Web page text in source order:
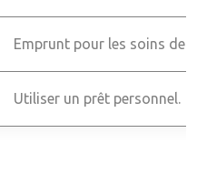
Emprunt pour les soins
Utiliser un prêt personnel.